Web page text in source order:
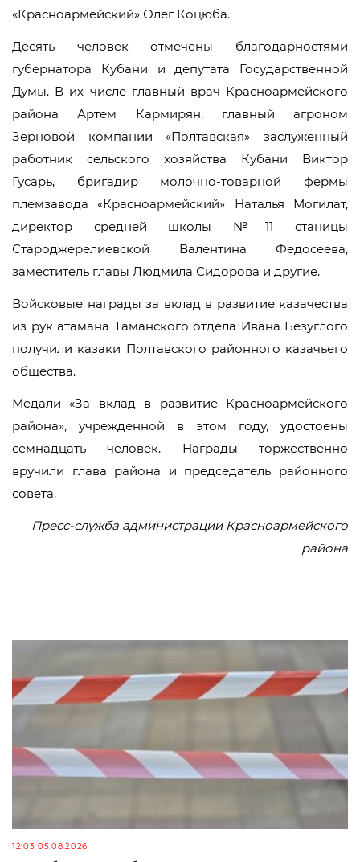
«Красноармейский» Олег Коцюба.
Десять человек отмечены благодарностями
губернатора Кубани и депутата Государственной
Думы. В их числе главный врач Красноармейского
района Артем Кармирян, главный агроном
Зерновой компании «Полтавская» заслуженный
работник сельского хозяйства Кубани Виктор
Гусарь, бригадир молочно-товарной фермы
племзавода «Красноармейский» Наталья Могилат,
директор средней школы №11 станицы
Староджерелиевской Валентина Федосеева,
заместитель главы Людмила Сидорова и другие.
Войсковые награды за вклад в развитие казачества
из рук атамана Таманского отдела Ивана Безуглого
получили казаки Полтавского районного казачьего
общества.
Медали «За вклад в развитие Красноармейского
района», учрежденной в этом году, удостоены
семнадцать человек. Награды торжественно
вручили глава района и председатель районного
совета.
Пресс-служба администрации Красноармейского
района
12:03 05.08.2026